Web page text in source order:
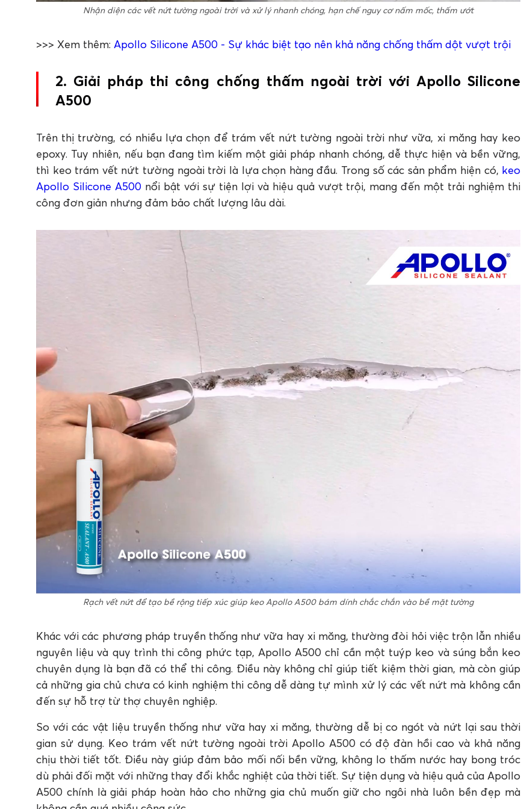
Nhận diện các vết nứt tường ngoài trời và xử lý nhanh chóng, hạn chế nguy cơ nấm mốc, thấm ướt
>>> Xem thêm: Apollo Silicone A500 - Sự khác biệt tạo nên khả năng chống thấm dột vượt trội
2. Giải pháp thi công chống thấm ngoài trời với Apollo Silicone
A500
Trên thị trường, có nhiều lựa chọn để trám vết nứt tường ngoài trời như vữa, xi măng hay keo
epoxy. Tuy nhiên, nếu bạn đang tìm kiếm một giải pháp nhanh chóng, dễ thực hiện và bền vững,
thì keo trám vết nứt tường ngoài trời là lựa chọn hàng đầu. Trong số các sản phẩm hiện có, keo
Apollo Silicone A500nổi bật với sự tiện lợi và hiệu quả vượt trội, mang đến một trải nghiệm thi
công đơn giản nhưng đảm bảo chất lượng lâu dài.
Rạch vết nứt để tạo bề rộng tiếp xúc giúp keo Apollo A500 bám dính chắc chắn vào bề mặt tường
Khác với các phương pháp truyền thống như vữa hay xi măng, thường đòi hỏi việc trộn lẫn nhiều
nguyên liệu và quy trình thi công phức tạp, Apollo A500 chỉ cần một tuýp keo và súng bắn keo
chuyên dụng là bạn đã có thể thi công. Điều này không chỉ giúp tiết kiệm thời gian, mà còn giúp
cả những gia chủ chưa có kinh nghiệm thi công dễ dàng tự mình xử lý các vết nứt mà không cần
đến sự hỗ trợ từ thợ chuyên nghiệp.
So với các vật liệu truyền thống như vữa hay xi măng, thường dễ bị co ngót và nứt lại sau thời
gian sử dụng. Keo trám vết nứt tường ngoài trời Apollo A500 có độ đàn hồi cao và khả năng
chịu thời tiết tốt. Điều này giúp đảm bảo mối nối bền vững, không lo thấm nước hay bong tróc
dù phải đối mặt với những thay đổi khắc nghiệt của thời tiết​​. Sự tiện dụng và hiệu quả của Apollo
A500 chính là giải pháp hoàn hảo cho những gia chủ muốn giữ cho ngôi nhà luôn bền đẹp mà